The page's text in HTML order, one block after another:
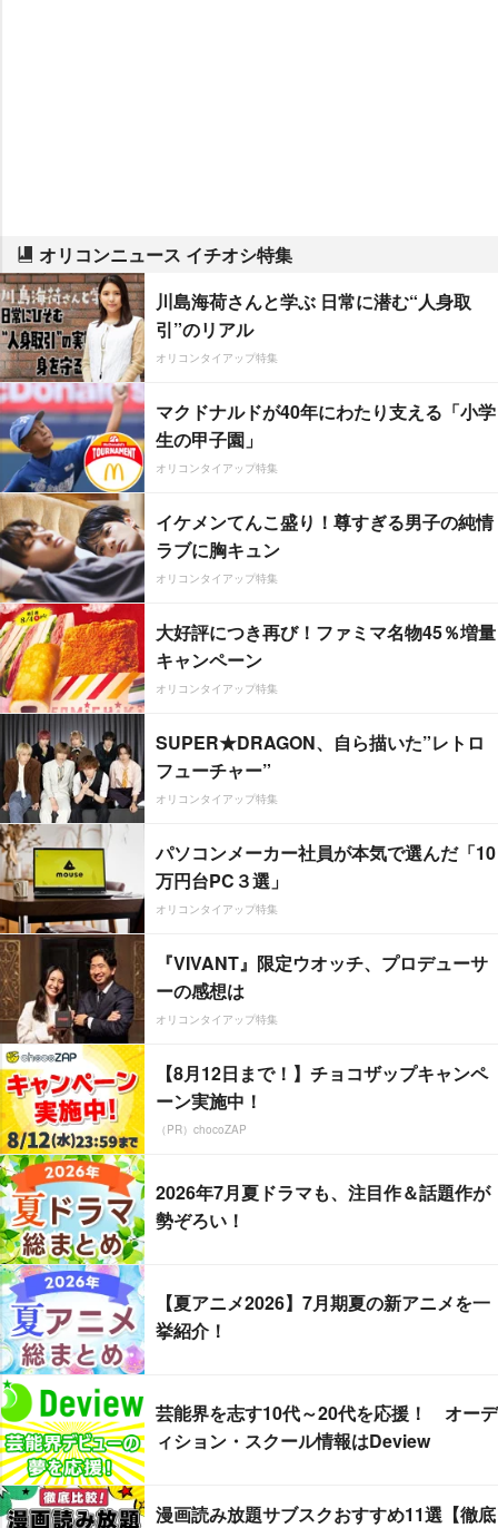
オリコンニュース イチオシ特集
川島海荷さんと学ぶ 日常に潜む“人身取
引”のリアル
オリコンタイアップ特集
マクドナルドが40年にわたり支える「小学
生の甲子園」
オリコンタイアップ特集
イケメンてんこ盛り！尊すぎる男子の純情
ラブに胸キュン
オリコンタイアップ特集
大好評につき再び！ファミマ名物45％増量
キャンペーン
オリコンタイアップ特集
SUPER★DRAGON、自ら描いた”レトロ
フューチャー”
オリコンタイアップ特集
パソコンメーカー社員が本気で選んだ「10
万円台PC３選」
オリコンタイアップ特集
『VIVANT』限定ウオッチ、プロデューサ
ーの感想は
オリコンタイアップ特集
【8月12日まで！】チョコザップキャンペ
ーン実施中！
（PR）chocoZAP
2026年7月夏ドラマも、注目作＆話題作が
勢ぞろい！
【夏アニメ2026】7月期夏の新アニメを一
挙紹介！
芸能界を志す10代～20代を応援！ オーデ
ィション・スクール情報はDeview
漫画読み放題サブスクおすすめ11選【徹底